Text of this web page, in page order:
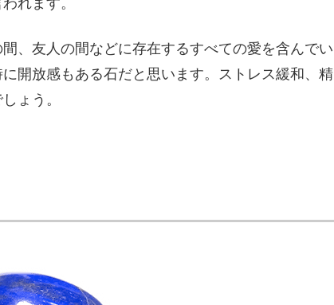
、友人の間などに存在するすべての愛を含んでい
開放感もある石だと思います。ストレス緩和、精
ょう。